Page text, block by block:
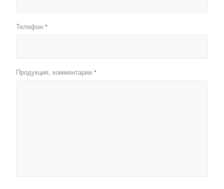
Телефон *
Продукция, комментарии *